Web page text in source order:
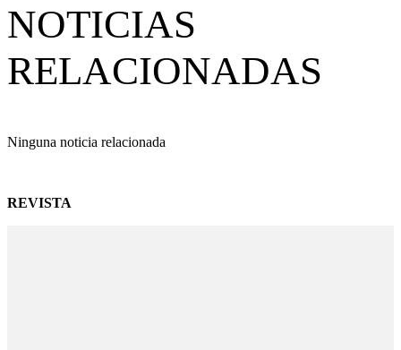
NOTICIAS
RELACIONADAS
Ninguna noticia relacionada
REVISTA